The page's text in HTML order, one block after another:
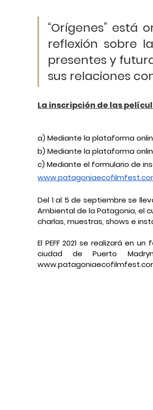
“Orígenes” está
reflexión sobre
presentes y
sus relaciones
La inscripción de las
a) Mediante la plataforma online
b) Mediante la plataforma online
c) Mediante el formulario de
Del 1 al 5 de septiembre se
Ambiental de la Patagonia, el
charlas, muestras, shows e
El PEFF 2021 se realizará en
ciudad de Puerto